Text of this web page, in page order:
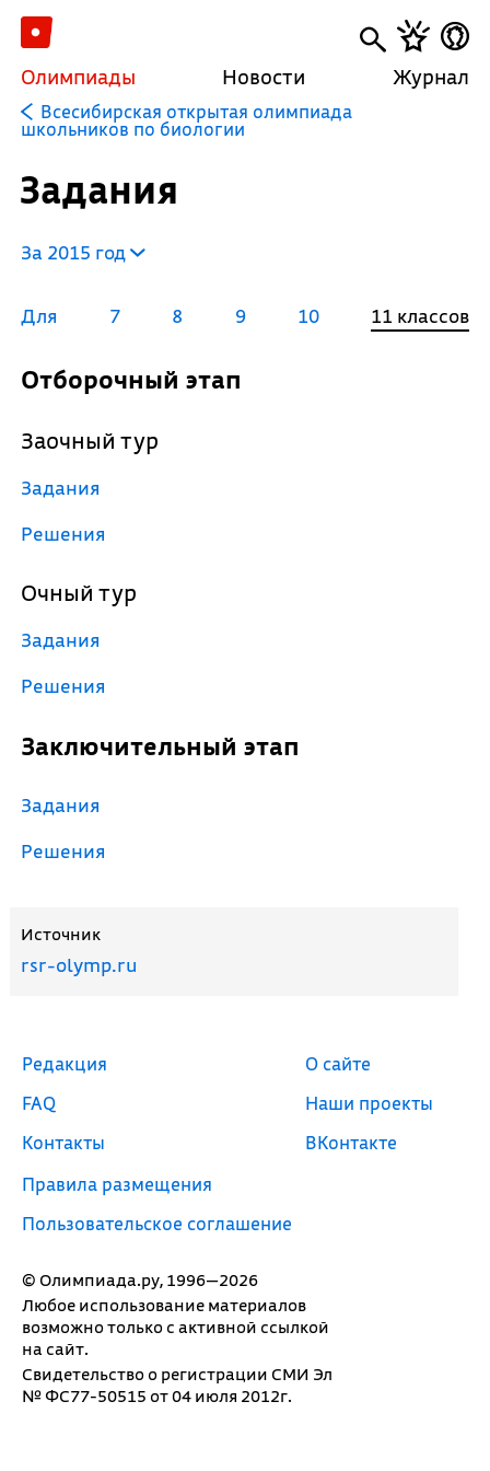
Олимпиады Новости Журнал
Всесибирская открытая олимпиада
школьников по биологии
Задания
За 2015 год
Для 7 8 9 10 11 классов
Отборочный этап
Заочный тур
Задания
Решения
Очный тур
Задания
Решения
Заключительный этап
Задания
Решения
Источник
rsr-olymp.ru
© Олимпиада.ру, 1996—2026
Любое использование материалов
возможно только с активной ссылкой
на сайт.
Свидетельство о регистрации СМИ Эл
№ ФС77-50515 от 04 июля 2012г.
Редакция
FAQ
Контакты
Правила размещения
Пользовательское соглашение
О сайте
Наши проекты
ВКонтакте